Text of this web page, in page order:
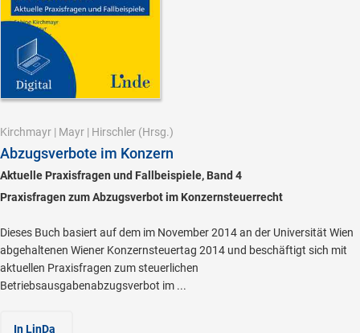
Kirchmayr | Mayr | Hirschler (Hrsg.)
Abzugsverbote im Konzern
Aktuelle Praxisfragen und Fallbeispiele, Band 4
Praxisfragen zum Abzugsverbot im Konzernsteuerrecht
Dieses Buch basiert auf dem im November 2014 an der Universität Wien
abgehaltenen Wiener Konzernsteuertag 2014 und beschäftigt sich mit
aktuellen Praxisfragen zum steuerlichen
Betriebsausgabenabzugsverbot im ...
In LinDa